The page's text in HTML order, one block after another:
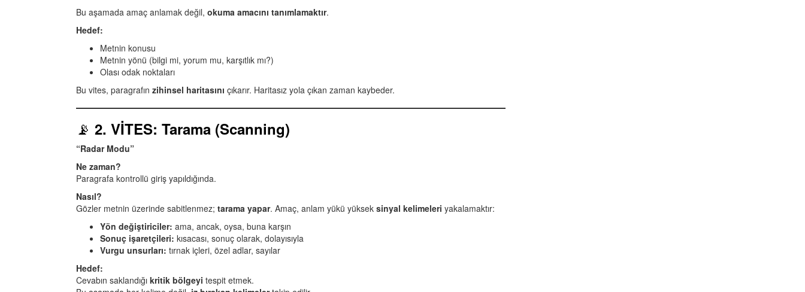
Bu aşamada amaç anlamak değil, okuma amacını tanımlamaktır.
Hedef:
Metnin konusu
Metnin yönü (bilgi mi, yorum mu, karşıtlık mı?)
Olası odak noktaları
Bu vites, paragrafın zihinsel haritasını çıkarır. Haritasız yola çıkan zaman kaybeder.
📡 2. VİTES: Tarama (Scanning)
“Radar Modu”
Ne zaman?
Paragrafa kontrollü giriş yapıldığında.
Nasıl?
Gözler metnin üzerinde sabitlenmez; tarama yapar. Amaç, anlam yükü yüksek sinyal kelimeleri yakalamaktır:
Yön değiştiriciler: ama, ancak, oysa, buna karşın
Sonuç işaretçileri: kısacası, sonuç olarak, dolayısıyla
Vurgu unsurları: tırnak içleri, özel adlar, sayılar
Hedef:
Cevabın saklandığı kritik bölgeyi tespit etmek.